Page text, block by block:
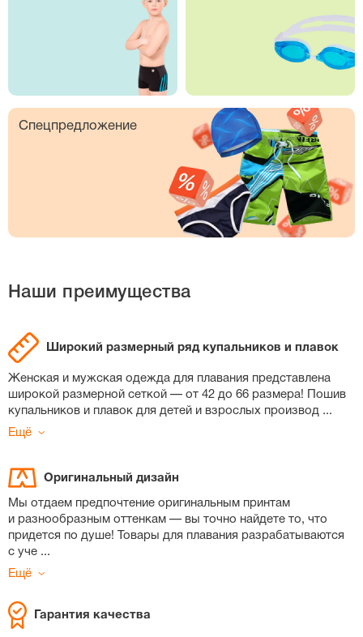
Спецпредложение
Наши преимущества
Широкий размерный ряд купальников и плавок
Женская и мужская одежда для плавания представлена
широкой размерной сеткой — от 42 до 66 размера! Пошив
купальников и плавок для детей и взрослых производ ...
Ещё
Оригинальный дизайн
Мы отдаем предпочтение оригинальным принтам
и разнообразным оттенкам — вы точно найдете то, что
придется по душе! Товары для плавания разрабатываются
с уче ...
Ещё
Гарантия качества